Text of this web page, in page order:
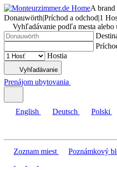
A
Donauwörth|Príchod a odchod|1
Vyhľadávanie podľa mesta alebo
Hostia
Vyhľadávanie
Prenájom ubytovania
English Deutsch Polski
Zoznam miest Poznámkový